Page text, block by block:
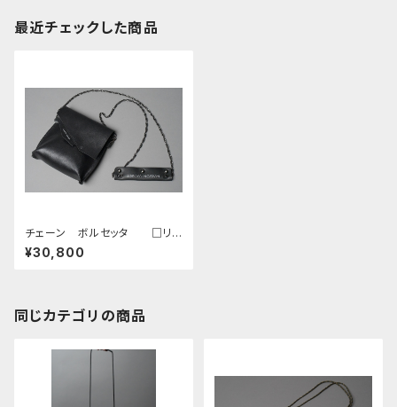
最近チェックした商品
チェーン ボルセッタ □リバ
ース ネロ（ブラック）□
¥30,800
同じカテゴリの商品